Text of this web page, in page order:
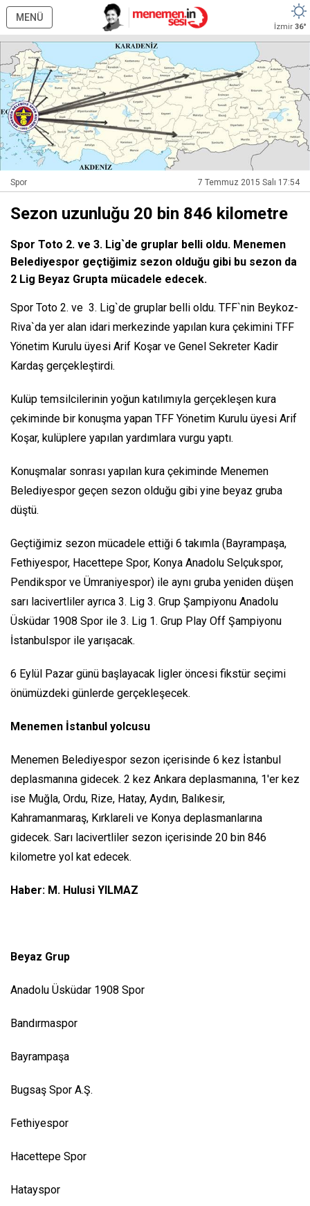
MENÜ
İzmir 36°
Spor 7 Temmuz 2015 Salı 17:54
Sezon uzunluğu 20 bin 846 kilometre
Spor Toto 2. ve 3. Lig`de gruplar belli oldu. Menemen
Belediyespor geçtiğimiz sezon olduğu gibi bu sezon da
2 Lig Beyaz Grupta mücadele edecek.
Spor Toto 2. ve 3. Lig`de gruplar belli oldu. TFF`nin Beykoz-
Riva`da yer alan idari merkezinde yapılan kura çekimini TFF
Yönetim Kurulu üyesi Arif Koşar ve Genel Sekreter Kadir
Kardaş gerçekleştirdi.
Kulüp temsilcilerinin yoğun katılımıyla gerçekleşen kura
çekiminde bir konuşma yapan TFF Yönetim Kurulu üyesi Arif
Koşar, kulüplere yapılan yardımlara vurgu yaptı.
Konuşmalar sonrası yapılan kura çekiminde Menemen
Belediyespor geçen sezon olduğu gibi yine beyaz gruba
düştü.
Geçtiğimiz sezon mücadele ettiği 6 takımla (Bayrampaşa,
Fethiyespor, Hacettepe Spor, Konya Anadolu Selçukspor,
Pendikspor ve Ümraniyespor) ile aynı gruba yeniden düşen
sarı lacivertliler ayrıca 3. Lig 3. Grup Şampiyonu Anadolu
Üsküdar 1908 Spor ile 3. Lig 1. Grup Play Off Şampiyonu
İstanbulspor ile yarışacak.
6 Eylül Pazar günü başlayacak ligler öncesi fikstür seçimi
önümüzdeki günlerde gerçekleşecek.
Menemen İstanbul yolcusu
Menemen Belediyespor sezon içerisinde 6 kez İstanbul
deplasmanına gidecek. 2 kez Ankara deplasmanına, 1'er kez
ise Muğla, Ordu, Rize, Hatay, Aydın, Balıkesir,
Kahramanmaraş, Kırklareli ve Konya deplasmanlarına
gidecek. Sarı lacivertliler sezon içerisinde 20 bin 846
kilometre yol kat edecek.
Haber: M. Hulusi YILMAZ
Beyaz Grup
Anadolu Üsküdar 1908 Spor
Bandırmaspor
Bayrampaşa
Bugsaş Spor A.Ş.
Fethiyespor
Hacettepe Spor
Hatayspor